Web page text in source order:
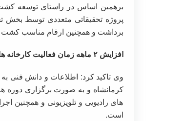
پروژه تحقیقاتی متعددی توسط بخش
برداشت و همچنین ارقام مناسب کشت
افزایش ۲ ماهه زمان فعالیت کارخانه های قند با کشت پاییزه چغندر قند
وی تاکید کرد: اطلاعات و دانش فنی
کرمانشاه و به صورت برگزاری دوره
های رادیویی و تلویزیونی و همچنین
است.